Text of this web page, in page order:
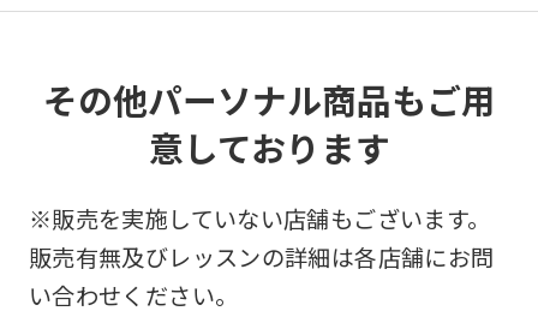
その他パーソナル商品もご用
意しております
※販売を実施していない店舗もございます。
販売有無及びレッスンの詳細は各店舗にお問
い合わせください。
an
translation
service,
Japanese
version